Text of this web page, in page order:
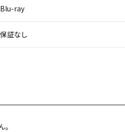
Blu-ray
保証なし